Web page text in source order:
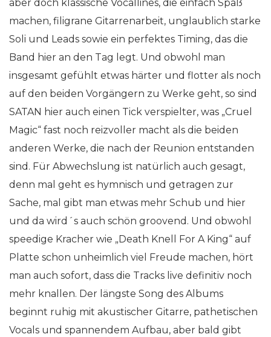
aber doch klassische Vocallines, die einfach Spaß
machen, filigrane Gitarrenarbeit, unglaublich starke
Soli und Leads sowie ein perfektes Timing, das die
Band hier an den Tag legt. Und obwohl man
insgesamt gefühlt etwas härter und flotter als noch
auf den beiden Vorgängern zu Werke geht, so sind
SATAN hier auch einen Tick verspielter, was „Cruel
Magic“ fast noch reizvoller macht als die beiden
anderen Werke, die nach der Reunion entstanden
sind. Für Abwechslung ist natürlich auch gesagt,
denn mal geht es hymnisch und getragen zur
Sache, mal gibt man etwas mehr Schub und hier
und da wird´s auch schön groovend. Und obwohl
speedige Kracher wie „Death Knell For A King“ auf
Platte schon unheimlich viel Freude machen, hört
man auch sofort, dass die Tracks live definitiv noch
mehr knallen. Der längste Song des Albums
beginnt ruhig mit akustischer Gitarre, pathetischen
Vocals und spannendem Aufbau, aber bald gibt